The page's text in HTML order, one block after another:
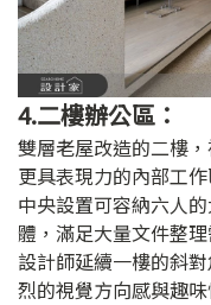
4.二樓辦公區：
雙層老屋改造的二樓
更具表現力的內部工
中央設置可容納六人
體，滿足大量文件整
設計師延續一樓的斜
烈的視覺方向感與趣味